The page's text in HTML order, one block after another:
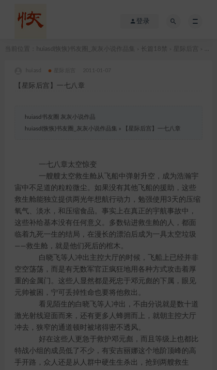
登录
当前位置： huiasd(恢恢)书友圈_灰灰小说作品集 长篇18禁 星际后宫
2011-01-07
【星际后宫】一七八章
huiasd书友圈 灰灰小说作品
huiasd(恢恢)书友圈_灰灰小说作品集 » 【星际后宫】一七八章
一七八章太空惊变
一艘艘太空救生舱从飞船中弹射升空，成为浩瀚宇
宙中不足道的粒粒微尘。如果没有其他飞船的援助，这些
救生舱能独立提供两光年想航行动力，勉强使用3天的压缩
氧气、淡水，和压缩食品。事实上在真正的宇航事故中，
这些补给基本没有任何意义。多数钻进救生舱的人，都面
临着九死一生的结局，在漫长的漂泊后成为一具太空垃圾
——救生舱，就是他们死后的棺木。
白晓飞等人冲出主控大厅的时候，飞船上已经并非
空空荡荡，而是有无数军官正疯狂地用各种方式攻击着厚
重的金属门。这些人显然都是死忠于邓元彪的下属，眼见
元帅被困，宁可丢掉性命也要将他救出。
看见陌生的白晓飞等人冲出，不由分说就是数十道
激光射线迎面而来，还有更多人蜂拥而上，就朝主控大厅
冲去，狭窄的通道顿时被堵得密不透风。
好在这些人更急于救护邓元彪，而且等级上也都比
特战小组的成员低了不少，有安吉丽娜这个地阶顶峰的高
手开路，众人还是从人群中硬生生杀出，抢到两艘救生